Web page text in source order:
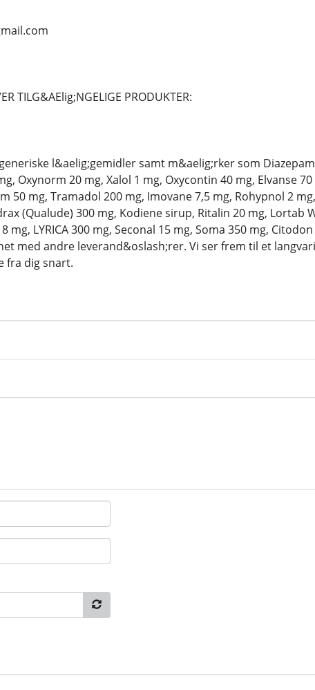
TILG&AElig;NGELIGE PRODUKTER:
l&aelig;gemidler samt m&aelig;rker som
Oxynorm 20 mg, Xalol 1 mg, Oxycontin 40 mg, Elvanse
50 mg, Tramadol 200 mg, Imovane 7,5 mg, Rohypnol 2
(Qualude) 300 mg, Kodiene sirup, Ritalin 20 mg, Lortab
mg, LYRICA 300 mg, Seconal 15 mg, Soma 350 mg,
med andre leverand&oslash;rer. Vi ser frem til et
fra dig snart.